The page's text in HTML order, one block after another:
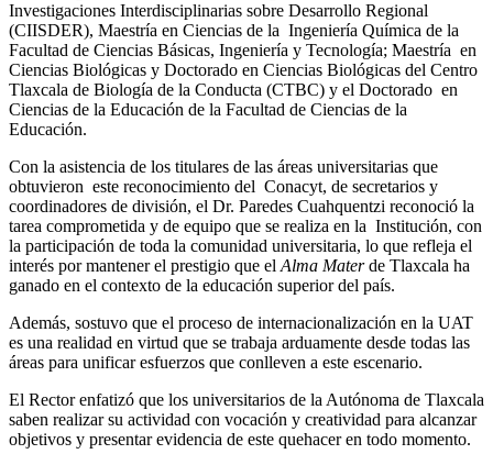
Investigaciones Interdisciplinarias sobre Desarrollo Regional
(CIISDER), Maestría en Ciencias de la Ingeniería Química de la
Facultad de Ciencias Básicas, Ingeniería y Tecnología; Maestría en
Ciencias Biológicas y Doctorado en Ciencias Biológicas del Centro
Tlaxcala de Biología de la Conducta (CTBC) y el Doctorado en
Ciencias de la Educación de la Facultad de Ciencias de la
Educación.
Con la asistencia de los titulares de las áreas universitarias que
obtuvieron este reconocimiento del Conacyt, de secretarios y
coordinadores de división, el Dr. Paredes Cuahquentzi reconoció la
tarea comprometida y de equipo que se realiza en la Institución, con
la participación de toda la comunidad universitaria, lo que refleja el
interés por mantener el prestigio que el Alma Materde Tlaxcala ha
ganado en el contexto de la educación superior del país.
Además, sostuvo que el proceso de internacionalización en la UAT
es una realidad en virtud que se trabaja arduamente desde todas las
áreas para unificar esfuerzos que conlleven a este escenario.
El Rector enfatizó que los universitarios de la Autónoma de Tlaxcala
saben realizar su actividad con vocación y creatividad para alcanzar
objetivos y presentar evidencia de este quehacer en todo momento.